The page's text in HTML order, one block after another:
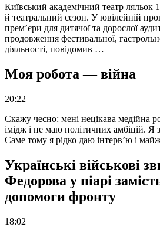
Київський академічний театр ляльок
й театральний сезон. У ювілейній
прем’єри для дитячої та дорослої
продовження фестивальної,
діяльності, повідомив …
Моя робота — війна
20:22
Скажу чесно: мені нецікава медійна
імідж і не маю політичних амбіцій.
Саме тому я рідко даю інтерв’ю і
Українські військові
Федорова у піарі
допомоги фронту
18:02